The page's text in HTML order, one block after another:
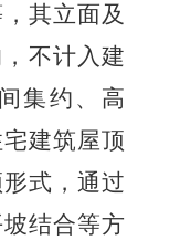
其立面及
不计入建
集约、高
建筑屋顶
形式，通过
结合等方